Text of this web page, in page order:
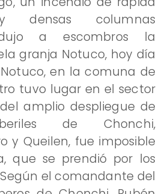
densas columnas
a escombros la
granja Notuco, hoy día
en la comuna de
tuvo lugar en el sector
amplio despliegue de
de Chonchi,
y Queilen, fue imposible
que se prendió por los
el comandante del